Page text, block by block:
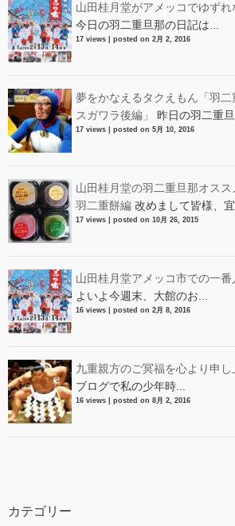
山田桂月堂がアメッコでゆずれ
今日の羽二重旦那の日記は...
17 views posted on 2月 2, 2016
夢をかなえるタクえもん「羽
スガワラ後編」
昨日の羽二重旦
17 views posted on 5月 10, 2016
山田桂月堂の羽二重旦那オス
羽二重餅編 改めまして皆様、宜
17 views posted on 10月 26, 2015
山田桂月堂アメッコ市での一番
よいよ今週末、大館のお...
16 views posted on 2月 8, 2016
九重親方のご冥福を心より申し
ブログで私の少年時...
16 views posted on 8月 2, 2016
カテゴリー